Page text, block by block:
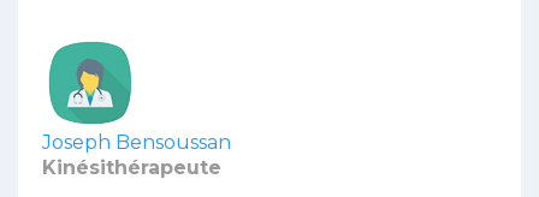
Joseph Bensoussan
Kinésithérapeute